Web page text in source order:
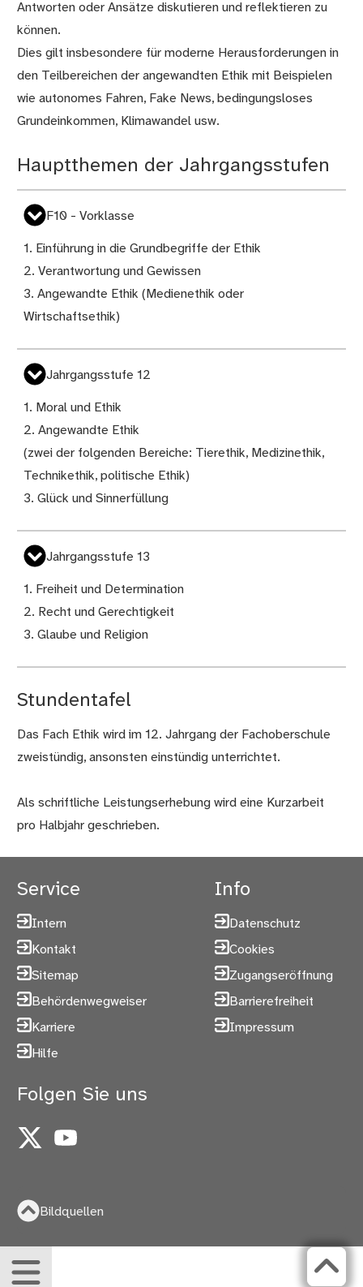
Antworten oder Ansätze diskutieren und reflektieren zu
können.
Dies gilt insbesondere für moderne Herausforderungen in
den Teilbereichen der angewandten Ethik mit Beispielen
wie autonomes Fahren, Fake News, bedingungsloses
Grundeinkommen, Klimawandel usw.
Hauptthemen der Jahrgangsstufen
F10 - Vorklasse
1. Einführung in die Grundbegriffe der Ethik
2. Verantwortung und Gewissen
3. Angewandte Ethik (Medienethik oder
Wirtschaftsethik)
Jahrgangsstufe 12
1. Moral und Ethik
2. Angewandte Ethik
(zwei der folgenden Bereiche: Tierethik, Medizinethik,
Technikethik, politische Ethik)
3. Glück und Sinnerfüllung
Jahrgangsstufe 13
1. Freiheit und Determination
2. Recht und Gerechtigkeit
3. Glaube und Religion
Stundentafel
Das Fach Ethik wird im 12. Jahrgang der Fachoberschule
zweistündig, ansonsten einstündig unterrichtet.
Als schriftliche Leistungserhebung wird eine Kurzarbeit
pro Halbjahr geschrieben.
Service
Intern
Kontakt
Sitemap
Behördenwegweiser
Karriere
Hilfe
Info
Datenschutz
Cookies
Zugangseröffnung
Barrierefreiheit
Impressum
Folgen Sie uns
X YouTube
Bildquellen
Menü